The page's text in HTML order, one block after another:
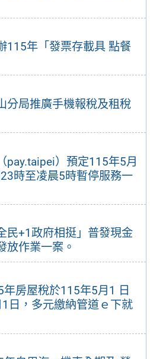
115年「發票存載具 點餐
分局推廣手機報稅及租稅
pay.taipei）預定115年5月
時至凌晨5時暫停服務一
民+1政府相挺」普發現金
放作業一案。
房屋稅於115年5月1 日
日，多元繳納管道ｅ下就